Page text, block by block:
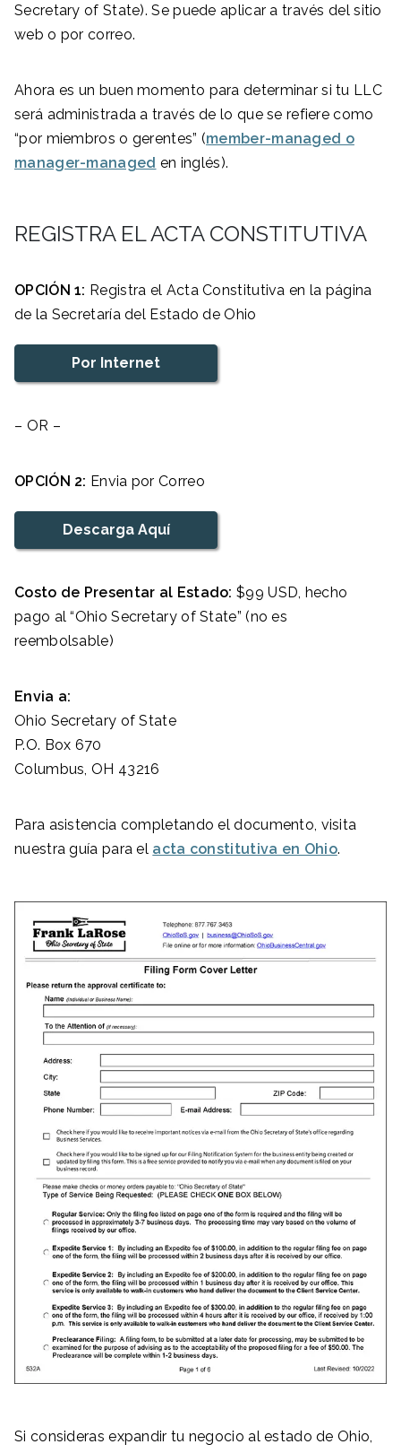
Secretary of State). Se puede aplicar a través del sitio
web o por correo.
Ahora es un buen momento para determinar si tu LLC
será administrada a través de lo que se refiere como
“por miembros o gerentes” (member-managed o
manager-managed en inglés).
REGISTRA EL ACTA CONSTITUTIVA
OPCIÓN 1: Registra el Acta Constitutiva en la página
de la Secretaría del Estado de Ohio
Por Internet
– OR –
OPCIÓN 2: Envia por Correo
Descarga Aquí
Costo de Presentar al Estado: $99 USD, hecho
pago al “Ohio Secretary of State” (no es
reembolsable)
Envia a:
Ohio Secretary of State
P.O. Box 670
Columbus, OH 43216
Para asistencia completando el documento, visita
nuestra guía para el acta constitutiva en Ohio.
Si consideras expandir tu negocio al estado de Ohio,